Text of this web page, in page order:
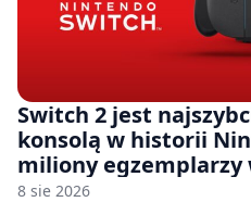
Switch 2 jest
konsolą w historii
miliony egzemplarzy
8 sie 2026